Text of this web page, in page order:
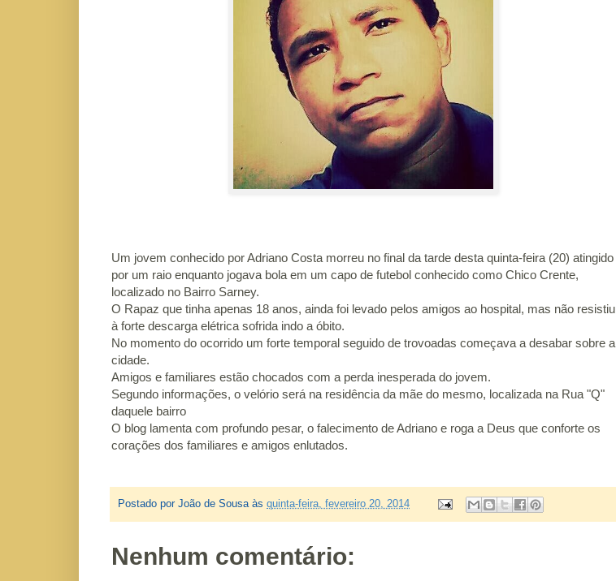
Um jovem conhecido por Adriano Costa morreu no final da tarde desta quinta-feira (20) atingido
por um raio enquanto jogava bola em um capo de futebol conhecido como Chico Crente,
localizado no Bairro Sarney.
O Rapaz que tinha apenas 18 anos, ainda foi levado pelos amigos ao hospital, mas não resistiu
à forte descarga elétrica sofrida indo a óbito.
No momento do ocorrido um forte temporal seguido de trovoadas começava a desabar sobre a
cidade.
Amigos e familiares estão chocados com a perda inesperada do jovem.
Segundo informações, o velório será na residência da mãe do mesmo, localizada na Rua "Q"
daquele bairro
O blog lamenta com profundo pesar, o falecimento de Adriano e roga a Deus que conforte os
corações dos familiares e amigos enlutados.
Postado por João de Sousa às quinta-feira, fevereiro 20, 2014
Nenhum comentário: